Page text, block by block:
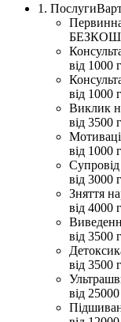
1. Послуги
Первинна
від 1000
від 1000
Виклик
від 3500
від 1000
Супровід
від 3000
Зняття
від 4000
від 3500
від 3500
від